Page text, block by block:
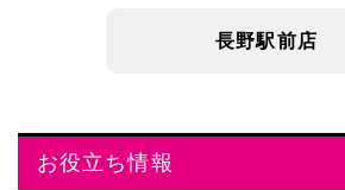
長野駅前店
お役立ち情報